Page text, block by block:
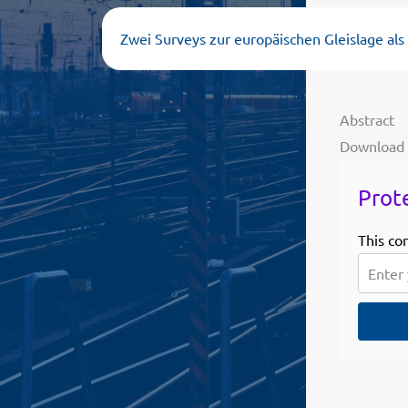
Zwei Surveys zur europäischen Gleislage
Abstract
Download
This